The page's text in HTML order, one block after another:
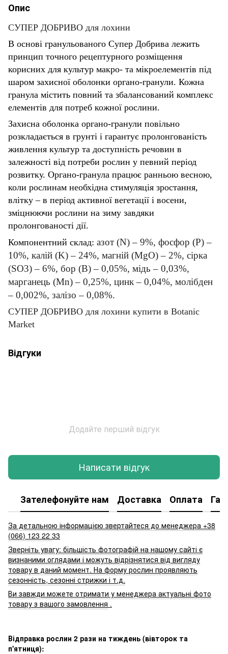
Опис
СУПЕР ДОБРИВО для лохини
В основі гранульованого Супер Добрива лежить
принцип точного рецептурного розміщення
корисних для культур макро- та мікроелементів під
шаром захисної оболонки органо-гранули. Кожна
гранула містить повний та збалансований комплекс
елементів для потреб кожної рослини.
Захисна оболонка органо-гранули повільно
розкладається в грунті і гарантує пролонгованість
живлення культур та доступність речовин в
залежності від потреби рослин у певний період
розвитку. Органо-гранула працює ранньою весною,
коли рослинам необхідна стимуляція зростання,
влітку – в період активної вегетації і восени,
зміцнюючи рослини на зиму завдяки
пролонгованості дії.
Компонентний склад: азот (N) – 9%, фосфор (P) –
10%, калій (K) – 24%, магній (MgO) – 2%, сірка
(SO3) – 6%, бор (B) – 0,05%, мідь – 0,03%,
марганець (Mn) – 0,25%, цинк – 0,04%, молібден
– 0,002%, залізо – 0,08%.
СУПЕР ДОБРИВО для лохини купити в Botanic
Market
Відгуки
Додайте перший відгук
Написати відгук
Зателефонуйте нам Доставка Оплата
За детальною інформацією звертайтеся до менеджера +38
(066) 123 22 33
Зверніть увагу: більшість фотографій на нашому сайті є
визнаними оглядами і можуть відрізнятися від вигляду
товару в даний момент. На форму рослин проявляють
сезонність, сезонні стрижки і т.д.
Ви завжди можете отримати у менеджера актуальні фото
товару з вашого замовлення .
Відправка рослин 2 рази на тиждень (вівторок та
п'ятниця):